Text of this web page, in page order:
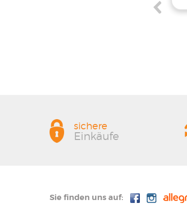
sichere
Einkäufe
Sie finden uns auf: